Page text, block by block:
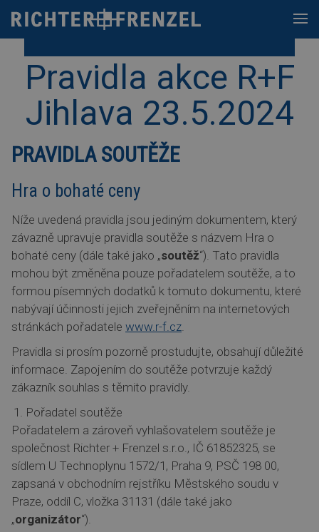
content
Pravidla akce R+F
Jihlava 23.5.2024
PRAVIDLA SOUTĚŽE
Hra o bohaté ceny
Níže uvedená pravidla jsou jediným dokumentem, který
závazně upravuje pravidla soutěže s názvem Hra o
bohaté ceny (dále také jako „soutěž“). Tato pravidla
mohou být změněna pouze pořadatelem soutěže, a to
formou písemných dodatků k tomuto dokumentu, které
nabývají účinnosti jejich zveřejněním na internetových
stránkách pořadatele www.r-f.cz.
Pravidla si prosím pozorně prostudujte, obsahují důležité
informace. Zapojením do soutěže potvrzuje každý
zákazník souhlas s těmito pravidly.
Pořadatel soutěže
Pořadatelem a zároveň vyhlašovatelem soutěže je
společnost Richter + Frenzel s.r.o., IČ 61852325, se
sídlem U Technoplynu 1572/1, Praha 9, PSČ 198 00,
zapsaná v obchodním rejstříku Městského soudu v
Praze, oddíl C, vložka 31131 (dále také jako
„organizátor“).